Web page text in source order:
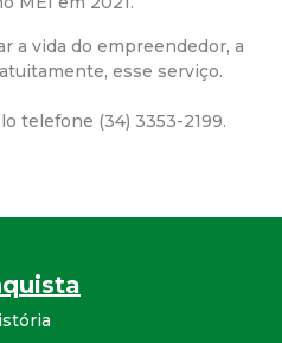
a vida do empreendedor, a
esse serviço.
telefone (34) 3353-2199.